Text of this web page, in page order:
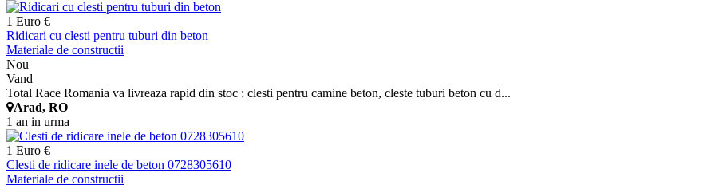
1 Euro €
Ridicari cu clesti pentru tuburi din beton
Materiale de constructii
Nou
Vand
Total Race Romania va livreaza rapid din stoc : clesti pentru camine beton, cleste tuburi beton cu d...
Arad, RO
1 an in urma
1 Euro €
Clesti de ridicare inele de beton 0728305610
Materiale de constructii